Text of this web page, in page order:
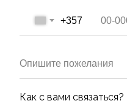
+357
Опишите пожелания
Как с вами связаться?